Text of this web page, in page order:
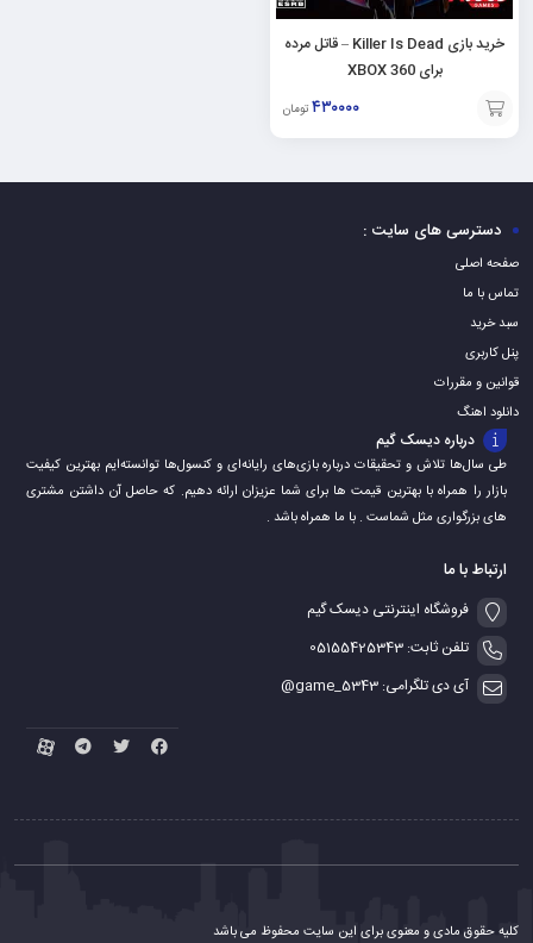
خرید بازی Killer Is Dead – قاتل مرده
برای XBOX 360
۴۳۰۰۰۰ تومان
افزودن
به
دسترسی های سایت :
صفحه اصلی
تماس با ما
سبد خرید
پنل کاربری
قوانین و مقررات
دانلود اهنگ
درباره دیسک گیم
طی سال‌ها تلاش و تحقیقات درباره بازی‌های رایانه‌ای و کنسول‌ها توانسته‌ایم بهترین کیفیت
بازار را همراه با بهترین قیمت ها برای شما عزیزان ارائه دهیم. که حاصل آن داشتن مشتری
های بزرگواری مثل شماست . با ما همراه باشد .
ارتباط با ما
فروشگاه اینترنتی دیسک گیم
تلفن ثابت: 05155425343
آی دی تلگرامی: game_5343@
کلیه حقوق مادی و معنوی برای این سایت محفوظ می باشد